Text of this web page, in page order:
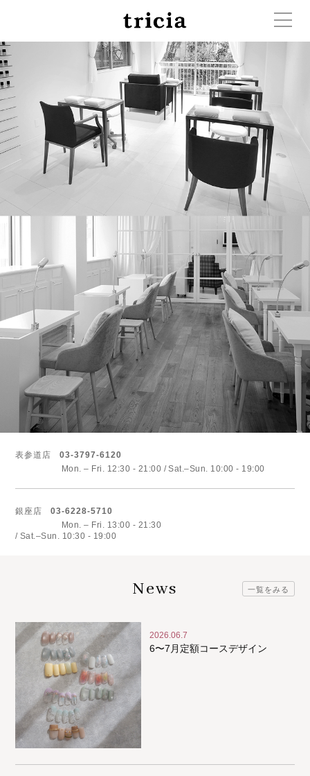
表参道店
03-3797-6120
Mon. – Fri. 12:30 - 21:00
Sat.–Sun. 10:00 - 19:00
銀座店
03-6228-5710
Mon. – Fri. 13:00 - 21:30
Sat.–Sun. 10:30 - 19:00
News 一覧をみる
2026.06.7
6〜7月定額コースデザイン